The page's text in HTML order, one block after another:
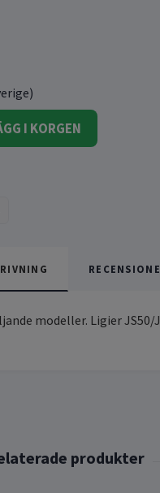
I KORGEN
modeller. Ligier JS50/